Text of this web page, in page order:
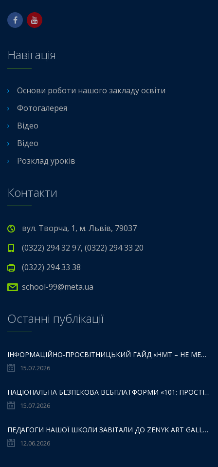
Навігація
Основи роботи нашого закладу освіти
Фотогалерея
Відео
Відео
Розклад уроків
Контакти
вул. Творча, 1, м. Львів, 79037
(0322) 294 32 97, (0322) 294 33 20
(0322) 294 33 38
school-99@meta.ua
Останні публікації
ІНФОРМАЦІЙНО-ПРОСВІТНИЦЬКИЙ ГАЙД «НМТ – НЕ МЕЖА ТВОЇХ МОЖЛИВОСТЕЙ».
15.07.2026
НАЦІОНАЛЬНА БЕЗПЕКОВА ВЕБПЛАТФОРМИ «101: ПРОСТІР БЕЗПЕКИ ДЛЯ ДІТЕЙ,БАТЬКІВ ТА ОСВІТЯН»:
15.07.2026
ПЕДАГОГИ НАШОЇ ШКОЛИ ЗАВІТАЛИ ДО ZENYK ART GALLERY
12.06.2026